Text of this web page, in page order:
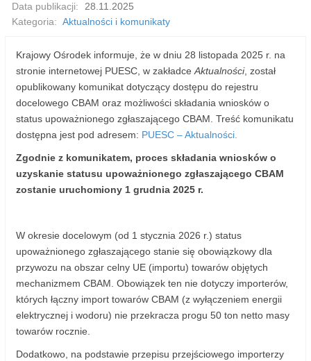
Data publikacji:
28.11.2025
Kategoria: Aktualności i komunikaty
Krajowy Ośrodek informuje, że w dniu 28 listopada 2025 r. na
stronie internetowej PUESC, w zakładce Aktualności, został
opublikowany komunikat dotyczący dostępu do rejestru
docelowego CBAM oraz możliwości składania wniosków o
status upoważnionego zgłaszającego CBAM. Treść komunikatu
dostępna jest pod adresem: PUESC – Aktualności.
Zgodnie z komunikatem, proces składania wniosków o
uzyskanie statusu upoważnionego zgłaszającego CBAM
zostanie uruchomiony 1 grudnia 2025 r.
W okresie docelowym (od 1 stycznia 2026 r.) status
upoważnionego zgłaszającego stanie się obowiązkowy dla
przywozu na obszar celny UE (importu) towarów objętych
mechanizmem CBAM. Obowiązek ten nie dotyczy importerów,
których łączny import towarów CBAM (z wyłączeniem energii
elektrycznej i wodoru) nie przekracza progu 50 ton netto masy
towarów rocznie.
Dodatkowo, na podstawie przepisu przejściowego importerzy